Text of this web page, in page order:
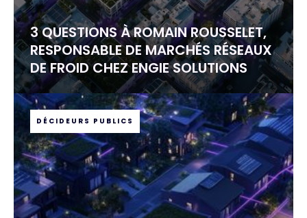
3 QUESTIONS À ROMAIN ROUSSELET,
RESPONSABLE DE MARCHÉS RÉSEAUX
DE FROID CHEZ ENGIE SOLUTIONS
DÉCIDEURS PUBLICS